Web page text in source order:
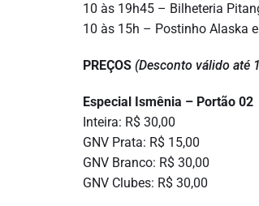
10 às 19h45 – Bilheteria
10 às 15h – Postinho Alaska
PREÇOS (Desconto válido até
Especial Ismênia – Portão 02
Inteira: R$ 30,00
GNV Prata: R$ 15,00
GNV Branco: R$ 30,00
GNV Clubes: R$ 30,00